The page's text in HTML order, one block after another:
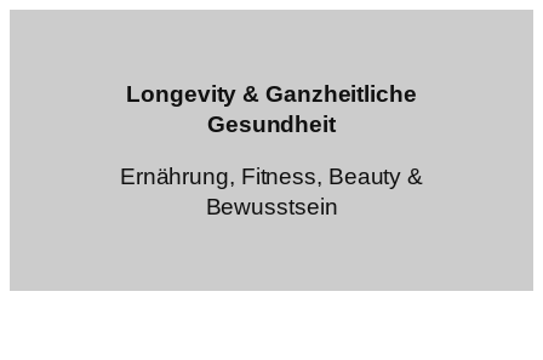
Longevity & Ganzheitliche
Gesundheit
Ernährung, Fitness, Beauty &
Bewusstsein